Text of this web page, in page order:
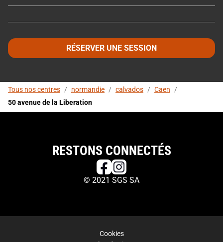
RÉSERVER UNE SESSION
Tous nos centres / normandie / calvados / Caen
/
50 avenue de la Liberation
RESTONS CONNECTÉS
© 2021 SGS SA
Cookies